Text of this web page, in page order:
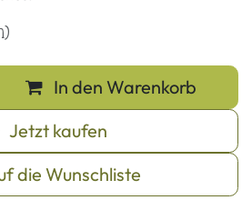
In den Warenkorb
Jetzt kaufen
die Wunschliste